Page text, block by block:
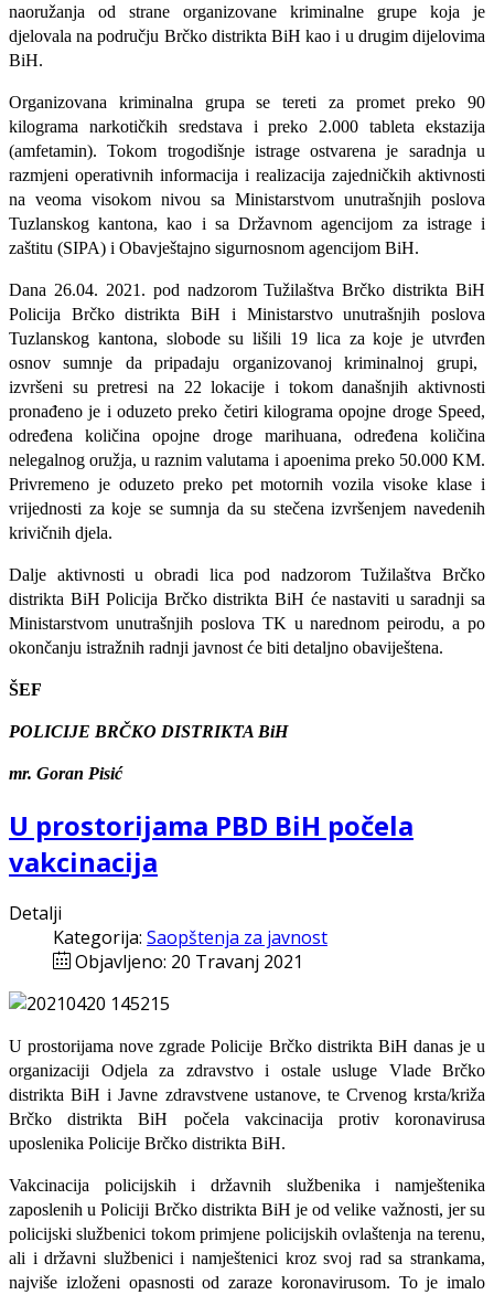
naoružanja od strane organizovane kriminalne grupe koja je
djelovala na području Brčko distrikta BiH kao i u drugim dijelovima
BiH.
Organizovana kriminalna grupa se tereti za promet preko 90
kilograma narkotičkih sredstava i preko 2.000 tableta ekstazija
(amfetamin). Tokom trogodišnje istrage ostvarena je saradnja u
razmjeni operativnih informacija i realizacija zajedničkih aktivnosti
na veoma visokom nivou sa Ministarstvom unutrašnjih poslova
Tuzlanskog kantona, kao i sa Državnom agencijom za istrage i
zaštitu (SIPA) i Obavještajno sigurnosnom agencijom BiH.
Dana 26.04. 2021. pod nadzorom Tužilaštva Brčko distrikta BiH
Policija Brčko distrikta BiH i Ministarstvo unutrašnjih poslova
Tuzlanskog kantona, slobode su lišili 19 lica za koje je utvrđen
osnov sumnje da pripadaju organizovanoj kriminalnoj grupi,
izvršeni su pretresi na 22 lokacije i tokom današnjih aktivnosti
pronađeno je i oduzeto preko četiri kilograma opojne droge Speed,
određena količina opojne droge marihuana, određena količina
nelegalnog oružja, u raznim valutama i apoenima preko 50.000 KM.
Privremeno je oduzeto preko pet motornih vozila visoke klase i
vrijednosti za koje se sumnja da su stečena izvršenjem navedenih
krivičnih djela.
Dalje aktivnosti u obradi lica pod nadzorom Tužilaštva Brčko
distrikta BiH Policija Brčko distrikta BiH će nastaviti u saradnji sa
Ministarstvom unutrašnjih poslova TK u narednom peirodu, a po
okončanju istražnih radnji javnost će biti detaljno obaviještena.
ŠEF
POLICIJE BRČKO DISTRIKTA BiH
mr. Goran Pisić
U prostorijama PBD BiH počela
vakcinacija
Detalji
Kategorija: Saopštenja za javnost
Objavljeno: 20 Travanj 2021
U prostorijama nove zgrade Policije Brčko distrikta BiH danas je u
organizaciji Odjela za zdravstvo i ostale usluge Vlade Brčko
distrikta BiH i Javne zdravstvene ustanove, te Crvenog krsta/križa
Brčko distrikta BiH počela vakcinacija protiv koronavirusa
uposlenika Policije Brčko distrikta BiH.
Vakcinacija policijskih i državnih službenika i namještenika
zaposlenih u Policiji Brčko distrikta BiH je od velike važnosti, jer su
policijski službenici tokom primjene policijskih ovlaštenja na terenu,
ali i državni službenici i namještenici kroz svoj rad sa strankama,
najviše izloženi opasnostiod zaraze koronavirusom. To je imalo